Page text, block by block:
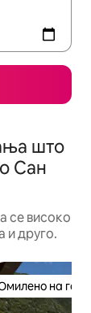
што
Сан
се високо
и друго.
на
на